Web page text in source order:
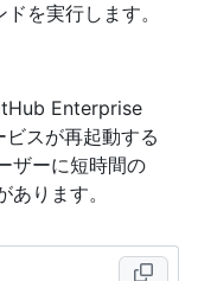
を実行します。
Enterprise
スが再起動する
ザーに短時間の
ります。